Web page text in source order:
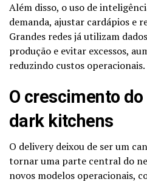
Além disso, o uso de
demanda, ajustar cardápios e
Grandes redes já utilizam
produção e evitar excessos,
reduzindo custos operacionais.
O crescimento
dark kitchens
O delivery deixou de ser um
tornar uma parte central do
novos modelos operacionais,